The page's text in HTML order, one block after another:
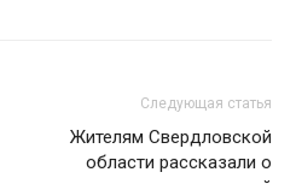
Следующая статья
Жителям Свердловской
области рассказали о